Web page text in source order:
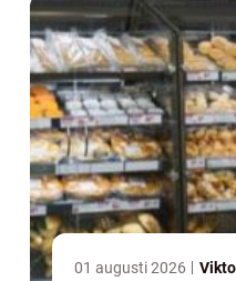
01 augusti 2026